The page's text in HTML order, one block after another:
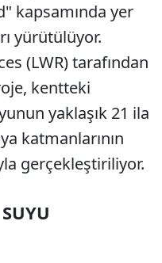
kapsamında yer
yürütülüyor.
(LWR) tarafından
kentteki
yaklaşık 21 ila
katmanlarının
gerçekleştiriliyor.